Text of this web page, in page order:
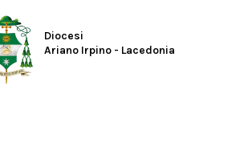
Diocesi
Ariano Irpino - Lacedonia